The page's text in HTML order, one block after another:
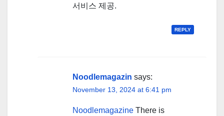
서비스 제공.
REPLY
Noodlemagazin says:
November 13, 2024 at 6:41 pm
Noodlemagazine There is